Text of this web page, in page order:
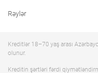
Rəylər
Kreditlər 18–70 yaş arası
olunur.
Kreditin şərtləri fərdi